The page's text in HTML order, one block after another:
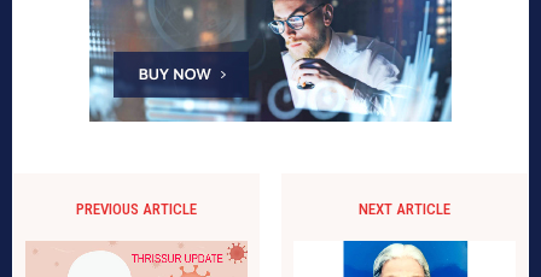
PREVIOUS ARTICLE NEXT ARTICLE